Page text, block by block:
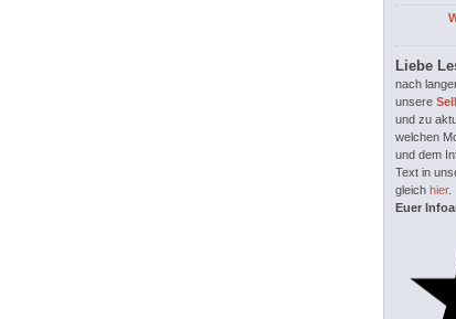
Liebe
nach
unsere
und zu
welchen
und dem
Text in
gleich hier.
Euer